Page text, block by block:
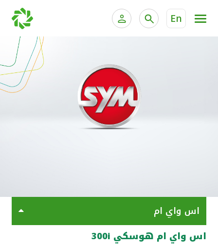
En
الخدمات المصرفية الإلكترونية للشركات
خدمة "بيتك" للتداول الإلكتروني
الخدمات المالية الخاصة
جميع السيارات
اتصل بنا
مواقع الفروع وأجهزة الصرف الآلي
اس واي ام
اس واي ام هوسكي 300i